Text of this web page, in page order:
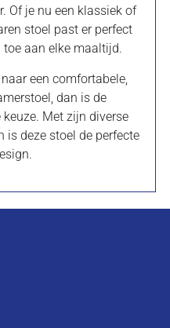
Of je nu een klassiek of
stoel past er perfect
aan elke maaltijd.
een comfortabele,
dan is de
Met zijn diverse
is deze stoel de perfecte